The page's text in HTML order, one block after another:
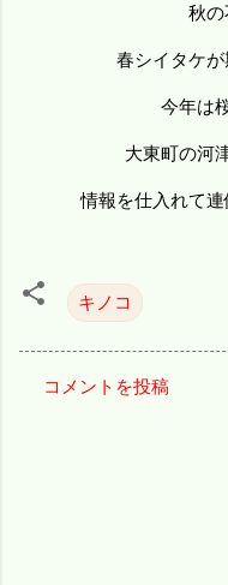
秋の
春シイタケが
今年は
大東町の河
情報を仕入れて連
キノコ
コメントを投稿